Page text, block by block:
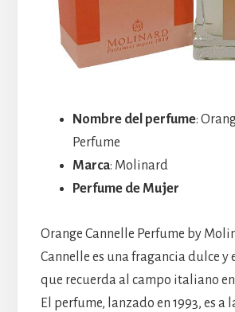
Nombre del perfume:
Perfume
Marca: Molinard
Perfume de Mujer
Orange Cannelle Perfume by
Cannelle es una fragancia dulce
que recuerda al campo italiano
El perfume, lanzado en 1993, es a